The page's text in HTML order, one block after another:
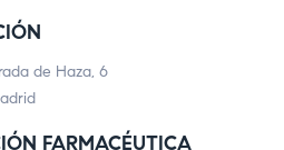
de Haza, 6
FARMACÉUTICA